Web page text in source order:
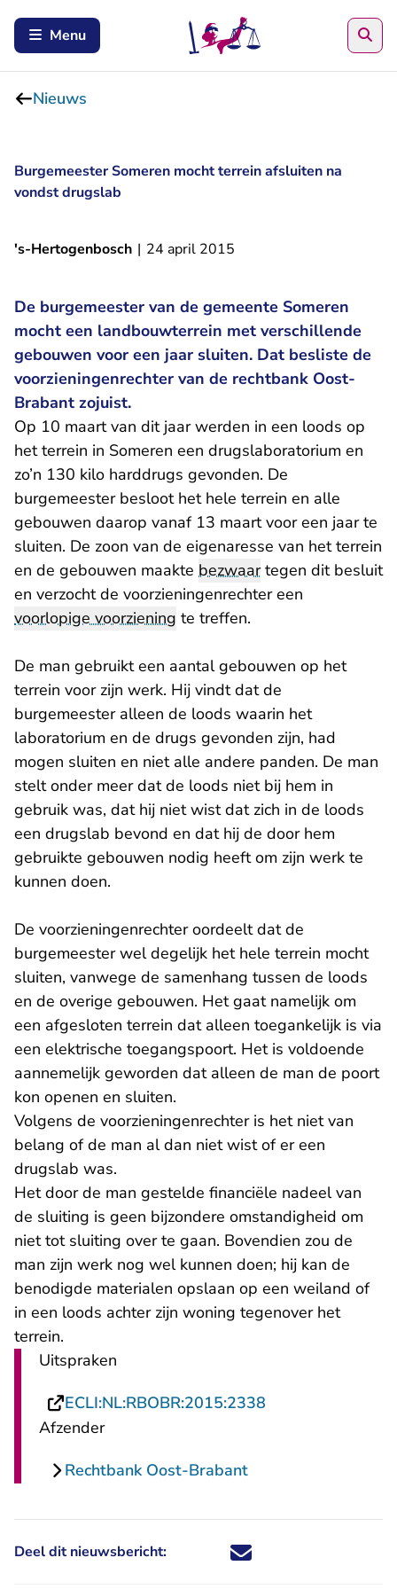
Menu
Nieuws
Burgemeester Someren mocht terrein afsluiten na
vondst drugslab
's-Hertogenbosch | 24 april 2015
De burgemeester van de gemeente Someren
mocht een landbouwterrein met verschillende
gebouwen voor een jaar sluiten. Dat besliste de
voorzieningenrechter van de rechtbank Oost-
Brabant zojuist.
Op 10 maart van dit jaar werden in een loods op
het terrein in Someren een drugslaboratorium en
zo’n 130 kilo harddrugs gevonden. De
burgemeester besloot het hele terrein en alle
gebouwen daarop vanaf 13 maart voor een jaar te
sluiten. De zoon van de eigenaresse van het terrein
en de gebouwen maakte bezwaartegen dit besluit
en verzocht de voorzieningenrechter een
voorlopige voorziening te treffen.
De man gebruikt een aantal gebouwen op het
terrein voor zijn werk. Hij vindt dat de
burgemeester alleen de loods waarin het
laboratorium en de drugs gevonden zijn, had
mogen sluiten en niet alle andere panden. De man
stelt onder meer dat de loods niet bij hem in
gebruik was, dat hij niet wist dat zich in de loods
een drugslab bevond en dat hij de door hem
gebruikte gebouwen nodig heeft om zijn werk te
kunnen doen.
De voorzieningenrechter oordeelt dat de
burgemeester wel degelijk het hele terrein mocht
sluiten, vanwege de samenhang tussen de loods
en de overige gebouwen. Het gaat namelijk om
een afgesloten terrein dat alleen toegankelijk is via
een elektrische toegangspoort. Het is voldoende
aannemelijk geworden dat alleen de man de poort
kon openen en sluiten.
Volgens de voorzieningenrechter is het niet van
belang of de man al dan niet wist of er een
drugslab was.
Het door de man gestelde financiële nadeel van
de sluiting is geen bijzondere omstandigheid om
niet tot sluiting over te gaan. Bovendien zou de
man zijn werk nog wel kunnen doen; hij kan de
benodigde materialen opslaan op een weiland of
in een loods achter zijn woning tegenover het
terrein.
Uitspraken
ECLI:NL:RBOBR:2015:2338
Afzender
Rechtbank Oost-Brabant
Deel dit nieuwsbericht: Deel dit nieuwsbericht via X -
Deel dit nieuwsbericht via
Deel dit nieuwsbericht
Deel dit